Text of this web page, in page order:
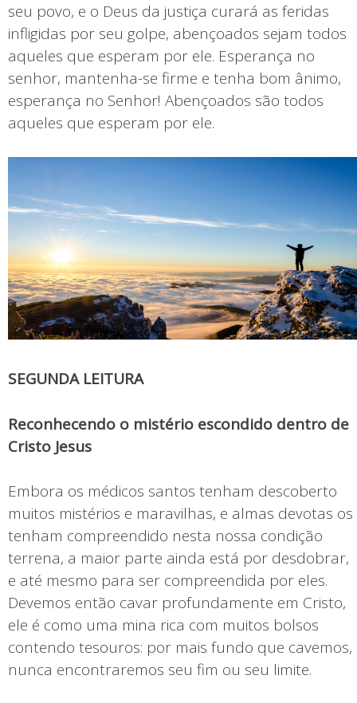
seu povo, e o Deus da justiça curará as feridas
infligidas por seu golpe, abençoados sejam todos
aqueles que esperam por ele. Esperança no
senhor, mantenha-se firme e tenha bom ânimo,
esperança no Senhor! Abençoados são todos
aqueles que esperam por ele.
SEGUNDA LEITURA
Reconhecendo o mistério escondido dentro de
Cristo Jesus
Embora os médicos santos tenham descoberto
muitos mistérios e maravilhas, e almas devotas os
tenham compreendido nesta nossa condição
terrena, a maior parte ainda está por desdobrar,
e até mesmo para ser compreendida por eles.
Devemos então cavar profundamente em Cristo,
ele é como uma mina rica com muitos bolsos
contendo tesouros: por mais fundo que cavemos,
nunca encontraremos seu fim ou seu limite.